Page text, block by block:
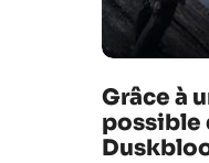
Grâce à
possible